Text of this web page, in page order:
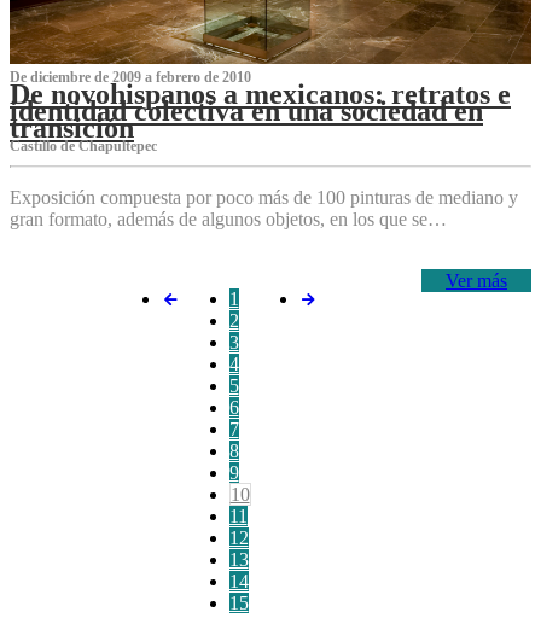
De diciembre de 2009 a febrero de 2010
De novohispanos a mexicanos: retratos e
identidad colectiva en una sociedad en
transición
Castillo de Chapultepec
Exposición compuesta por poco más de 100 pinturas de mediano y
gran formato, además de algunos objetos, en los que se…
Ver más
1
2
3
4
5
6
7
8
9
10
11
12
13
14
15